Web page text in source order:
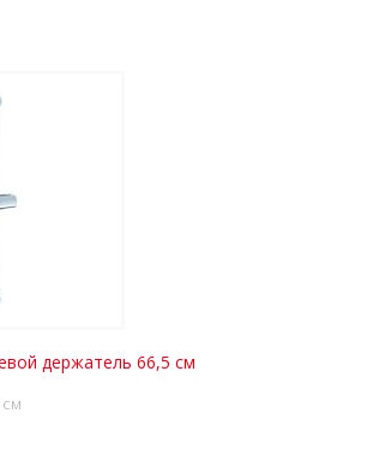
держатель 66,5 см
см